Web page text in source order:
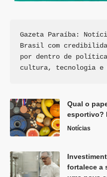
Gazeta Paraíba:
Brasil com
por dentro de
cultura, tecnologia e
Qual o
esportivo?
Notícias
fortalece a